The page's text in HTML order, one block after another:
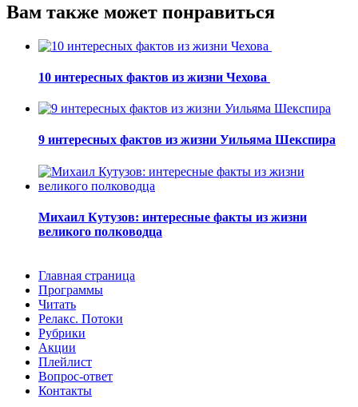
Вам также может понравиться
10 интересных фактов из жизни Чехова
9 интересных фактов из жизни Уильяма Шекспира
Михаил Кутузов: интересные факты из жизни
великого полководца
Главная страница
Программы
Читать
Релакс. Потоки
Рубрики
Акции
Плейлист
Вопрос-ответ
Контакты